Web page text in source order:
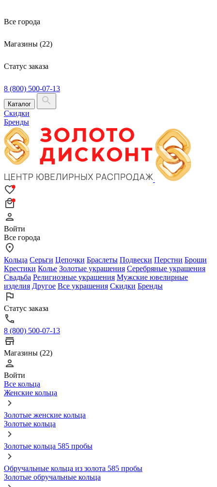
Все города
Магазины (22)
Статус заказа
8 (800) 500-07-13
Каталог
Скидки
Бренды
Войти
Все города
Кольца Серьги Цепочки Браслеты Подвески Перстни Броши
Крестики Колье Золотые украшения Серебряные украшения
Свадьба Религиозные украшения Мужские ювелирные
изделия Другое Все украшения Скидки Бренды
Статус заказа
8 (800) 500-07-13
Магазины (22)
Войти
Все кольца
Женские кольца
Золотые женские кольца
Золотые кольца
Золотые кольца 585 пробы
Обручальные кольца из золота 585 пробы
Золотые обручальные кольца